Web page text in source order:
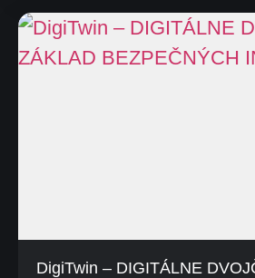
DigiTwin – DIGITÁLNE